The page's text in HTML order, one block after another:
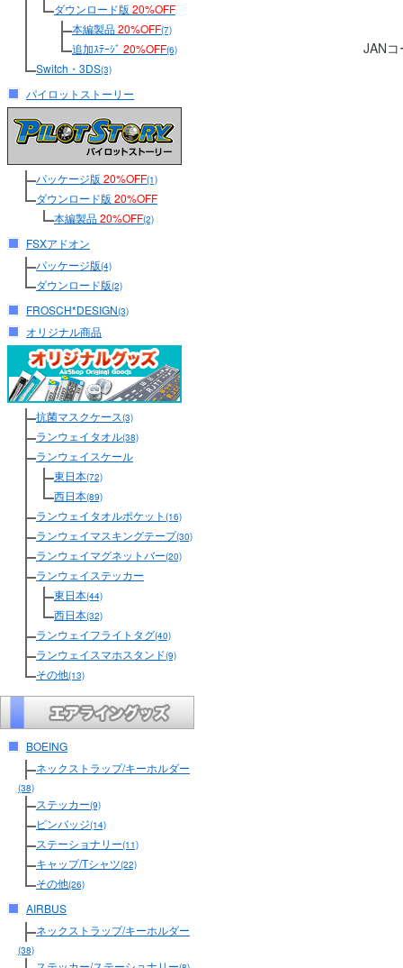
ダウンロード版 20%OFF
本編製品20%OFF(7)
追加ｽﾃｰｼﾞ 20%OFF(6)
Switch・3DS(3)
パイロットストーリー
パッケージ版 20%OFF(1)
ダウンロード版 20%OFF
本編製品20%OFF(2)
FSXアドオン
パッケージ版(4)
ダウンロード版(2)
FROSCH*DESIGN(3)
オリジナル商品
抗菌マスクケース(3)
ランウェイタオル(38)
ランウェイスケール
東日本(72)
西日本(89)
ランウェイタオルポケット (16)
ランウェイマスキングテープ(30)
ランウェイマグネットバー(20)
ランウェイステッカー
東日本(44)
西日本(32)
ランウェイフライトタグ(40)
ランウェイスマホスタンド(9)
その他(13)
BOEING
ネックストラップ/キーホルダー
(38)
ステッカー(9)
ピンバッジ(14)
ステーショナリー(11)
キャップ/Tシャツ(22)
その他(26)
AIRBUS
ネックストラップ/キーホルダー
(38)
JAN